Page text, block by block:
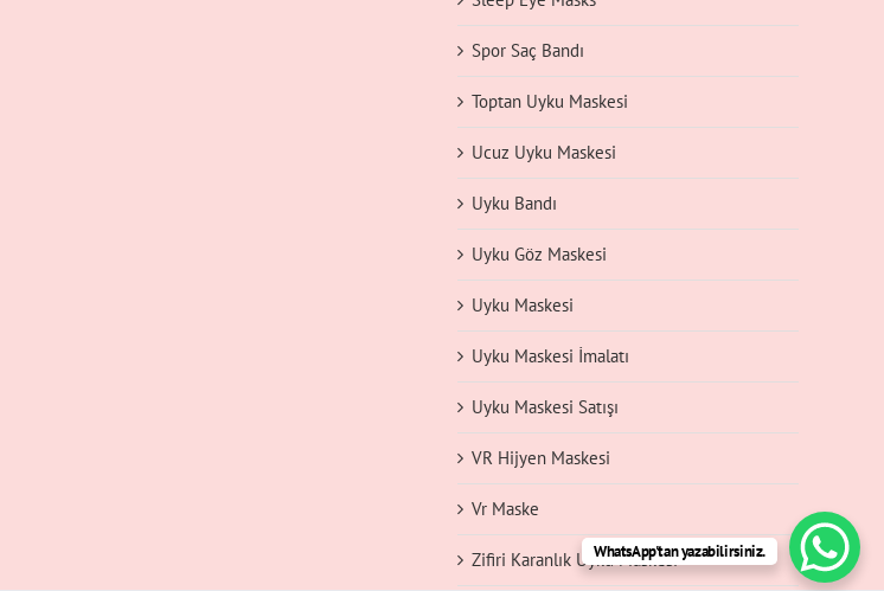
Spor Saç Bandı
Toptan Uyku Maskesi
Ucuz Uyku Maskesi
Uyku Bandı
Uyku Göz Maskesi
Uyku Maskesi
Uyku Maskesi İmalatı
Uyku Maskesi Satışı
VR Hijyen Maskesi
Vr Maske
Zifiri Karanlık Uyku MaskesiWhatsApp'tan yazabilirsiniz.